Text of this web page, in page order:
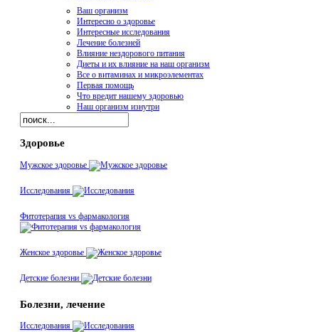
Ваш организм
Интересно о здоровье
Интересные исследования
Лечение болезней
Влияние нездорового питания
Диеты и их влияние на наш организм
Все о витаминах и микроэлементах
Первая помощь
Что вредит нашему здоровью
Наш организм изнутри
Здоровье
Мужское здоровье
Исследования
Фитотерапия vs фармакология
Женское здоровье
Детские болезни
Болезни, лечение
Исследования